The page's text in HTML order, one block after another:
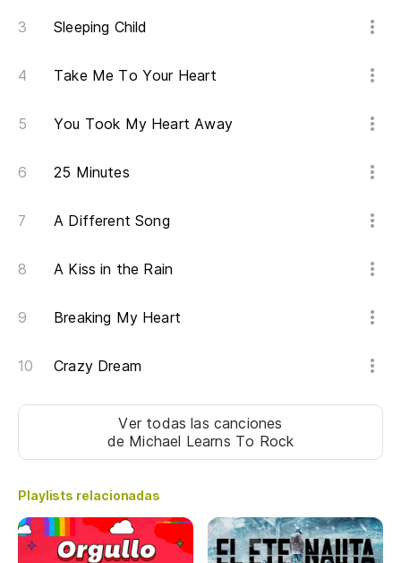
Sleeping Child
Take Me To Your Heart
You Took My Heart Away
25 Minutes
A Different Song
A Kiss in the Rain
Breaking My Heart
Crazy Dream
Ver todas las canciones
de Michael Learns To Rock
Playlists relacionadas